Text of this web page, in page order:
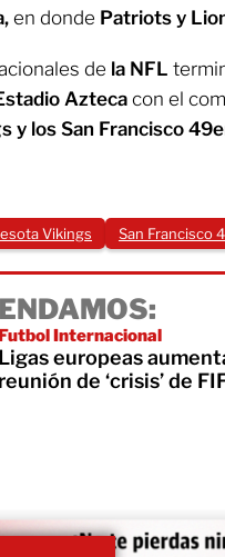
en donde Patriots y
de la NFL
Azteca con el
y los San Francisco
Vikings San Francisco
Internacional
Ligas europeas
reunión de ‘crisis’ de